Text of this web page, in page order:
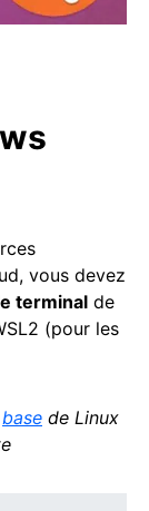
vous devez
terminal de
(pour les
base de Linux